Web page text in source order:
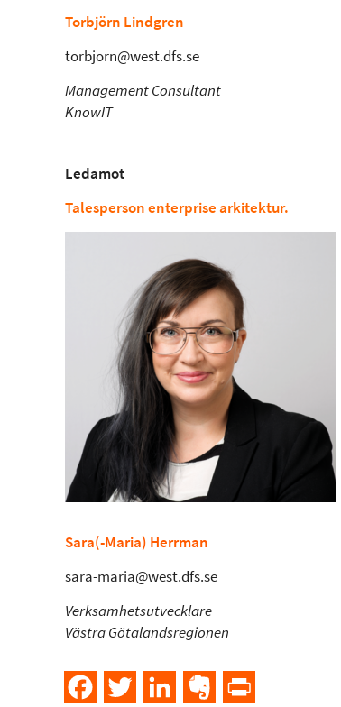
Torbjörn Lindgren
torbjorn@west.dfs.se
Management Consultant
KnowIT
Ledamot
Talesperson enterprise arkitektur.
Sara(-Maria) Herrman
sara-maria@west.dfs.se
Verksamhetsutvecklare
Västra Götalandsregionen
FacebookTwitter LinkedInEvernote